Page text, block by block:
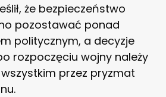
że bezpieczeństwo
pozostawać ponad
politycznym, a decyzje
rozpoczęciu wojny należy
przez pryzmat